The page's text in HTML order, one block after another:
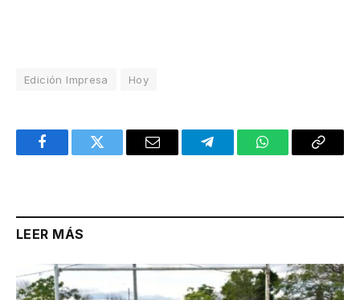
Edición Impresa Hoy
FacebookTwitter Email TelegramWhatsAppCopy
LEER MÁS